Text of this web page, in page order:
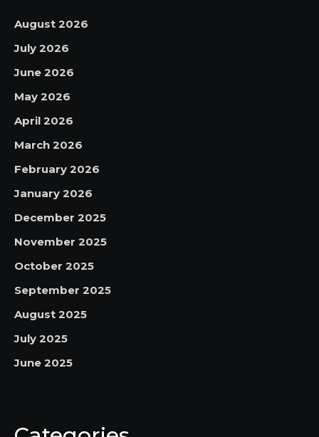
August 2026
July 2026
June 2026
May 2026
April 2026
March 2026
February 2026
January 2026
December 2025
November 2025
October 2025
September 2025
August 2025
July 2025
June 2025